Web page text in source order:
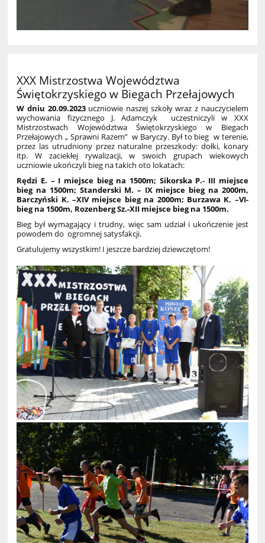
XXX Mistrzostwa Województwa
Świętokrzyskiego w Biegach Przełajowych
W dniu 20.09.2023uczniowie naszej szkoły wraz z nauczycielem
wychowania fizycznego J. Adamczyk uczestniczyli w XXX
Mistrzostwach Województwa Świętokrzyskiego w Biegach
Przełajowych „ Sprawni Razem” w Baryczy. Był to bieg w terenie,
przez las utrudniony przez naturalne przeszkody: dołki, konary
itp. W zaciekłej rywalizacji, w swoich grupach wiekowych
uczniowie ukończyli bieg na takich oto lokatach:
Rędzi E. – I miejsce bieg na 1500m; Sikorska P.- III miejsce
bieg na 1500m; Standerski M. – IX miejsce bieg na 2000m,
Barczyński K. –XIV miejsce bieg na 2000m; Burzawa K. –VI-
bieg na 1500m, Rozenberg Sz.-XII miejsce bieg na 1500m.
Bieg był wymagający i trudny, więc sam udział i ukończenie jest
powodem do ogromnej satysfakcji.
Gratulujemy wszystkim! I jeszcze bardziej dziewczętom!